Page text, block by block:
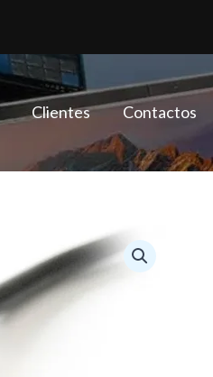
Clientes Contactos